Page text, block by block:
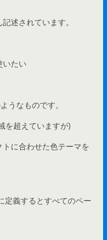
述されています。
いたい
うなものです。
を超えていますが)
に合わせた色テーマを
義するとすべてのペー